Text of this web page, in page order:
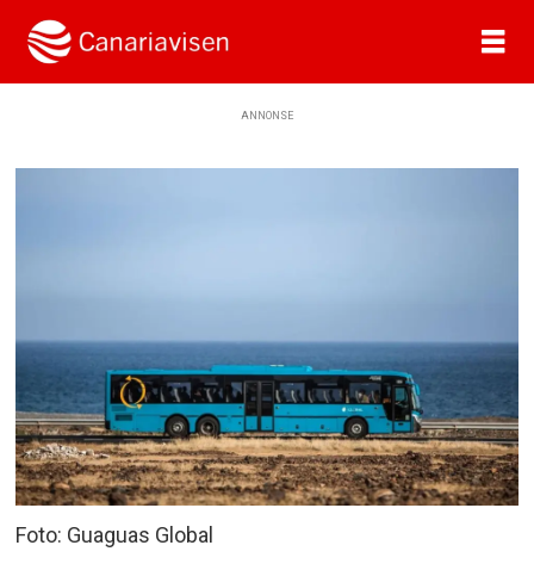
ANNONSE
Foto: Guaguas Global